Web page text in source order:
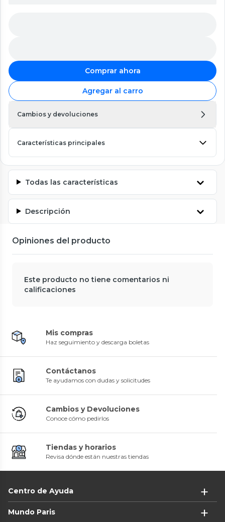
Comprar ahora
Agregar al carro
Cambios y devoluciones
Características principales
Todas las características
Descripción
Opiniones del producto
Este producto no tiene comentarios ni
calificaciones
Mis compras
Haz seguimiento y descarga boletas
Contáctanos
Te ayudamos con dudas y solicitudes
Cambios y Devoluciones
Conoce cómo pedirlos
Tiendas y horarios
Revisa dónde están nuestras tiendas
Centro de Ayuda
Mundo Paris